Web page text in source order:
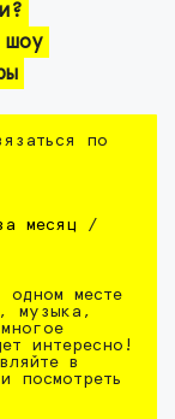
шоу
по
месяц /
одном месте
музыка,
интересно!
в
посмотреть